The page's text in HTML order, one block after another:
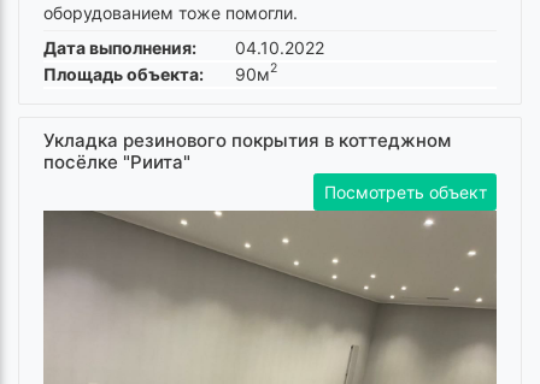
оборудованием тоже помогли.
Дата выполнения:
04.10.2022
Площадь объекта:
90м2
Укладка резинового покрытия в коттеджном
посёлке "Риита"
Посмотреть объект